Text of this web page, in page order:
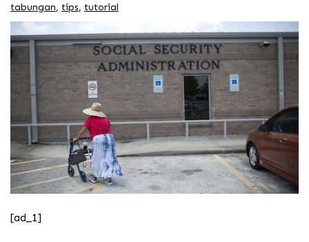
tabungan, tips, tutorial
[ad_1]